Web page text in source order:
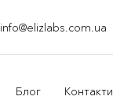
info@elizlabs.com.ua
Блог Контакти